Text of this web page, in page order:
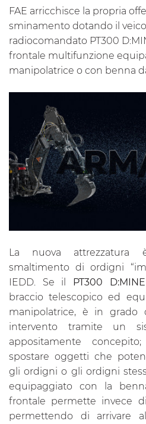
FAE arricchisce la propria
sminamento dotando il
radiocomandato PT300
frontale multifunzione
manipolatrice o con benna
La nuova
smaltimento di ordigni
IEDD. Se il PT300 D:MINE
braccio telescopico ed
manipolatrice, è in grado
intervento tramite un
appositamente
spostare oggetti che
gli ordigni o gli ordigni
equipaggiato con la
frontale permette invece
permettendo di arrivare